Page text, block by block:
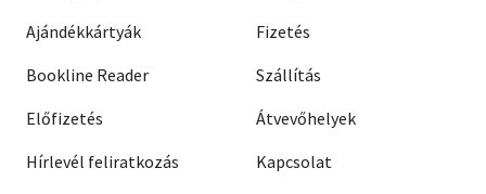
Ajándékkártyák
Bookline Reader
Előfizetés
Hírlevél feliratkozás
Fizetés
Szállítás
Átvevőhelyek
Kapcsolat